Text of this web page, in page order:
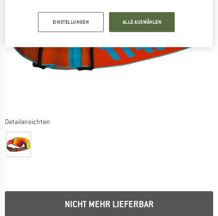
Detailansichten
NICHT MEHR LIEFERBAR
EINSTELLUNGEN ALLE AUSWÄHLEN